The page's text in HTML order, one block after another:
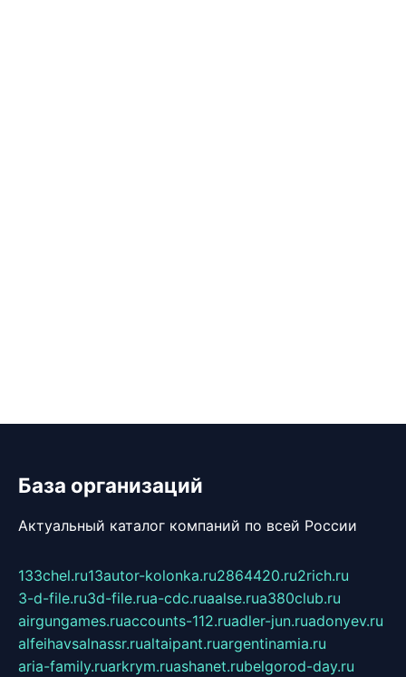
База организаций
Актуальный каталог компаний по всей России
133chel.ru13autor-kolonka.ru2864420.ru2rich.ru
3-d-file.ru3d-file.rua-cdc.ruaalse.rua380club.ru
airgungames.ruaccounts-112.ruadler-jun.ruadonyev.ru
alfeihavsalnassr.rualtaipant.ruargentinamia.ru
aria-family.ruarkrym.ruashanet.rubelgorod-day.ru